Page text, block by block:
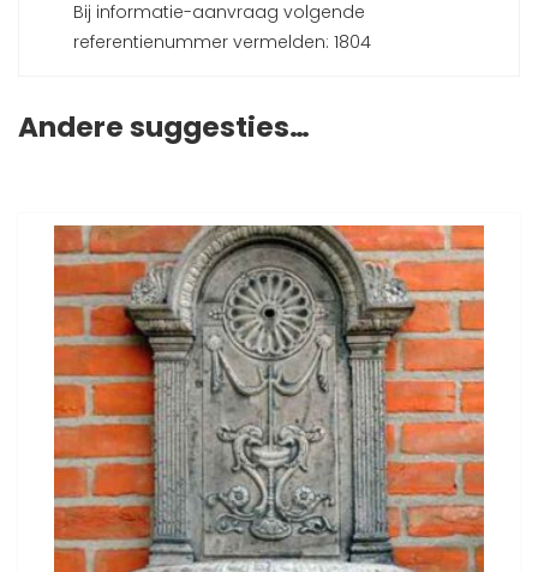
Bij informatie-aanvraag volgende
referentienummer vermelden: 1804
Andere suggesties…